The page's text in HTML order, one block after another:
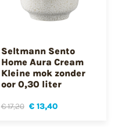
Seltmann Sento
Home Aura Cream
Kleine mok zonder
oor 0,30 liter
€ 17,20 € 13,40